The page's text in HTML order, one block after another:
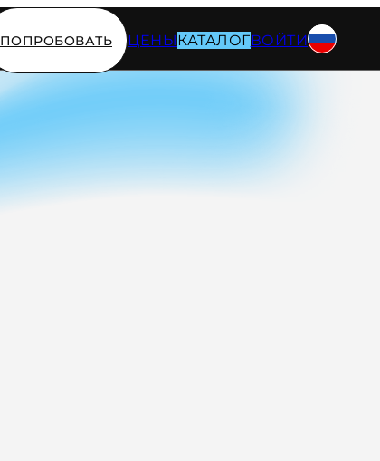
ПОПРОБОВАТЬ ЦЕНЫКАТАЛОГВОЙТИ